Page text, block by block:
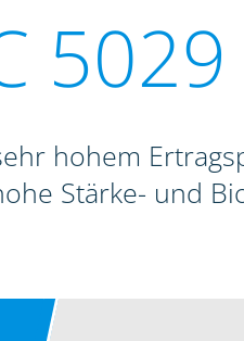
5029
hohem
Stärke- und